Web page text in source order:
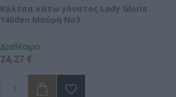
Κάλτσα κάτω γόνατος Lady Gloria
140den Μαύρη No3
Διαθέσιμο
24,27 €